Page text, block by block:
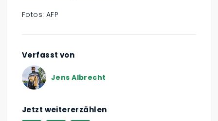
Fotos: AFP
Verfasst von
Jens Albrecht
Jetzt weitererzählen